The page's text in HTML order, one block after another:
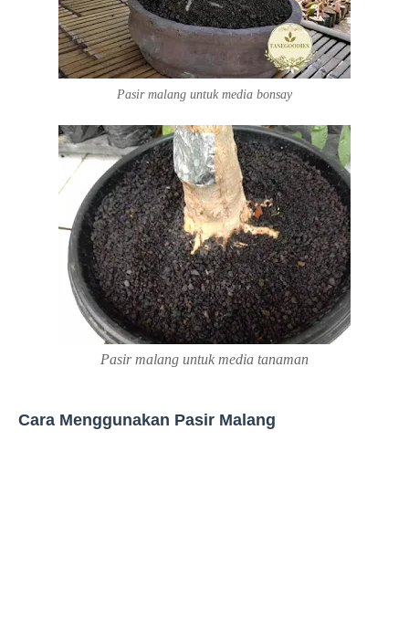
Pasir malang untuk media bonsay
Pasir malang untuk media tanaman
Cara Menggunakan Pasir Malang